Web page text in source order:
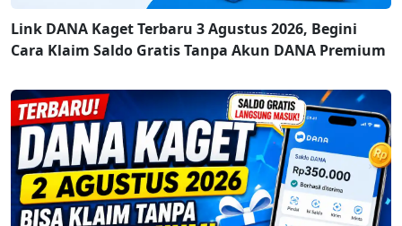
Link DANA Kaget Terbaru 3 Agustus 2026, Begini
Cara Klaim Saldo Gratis Tanpa Akun DANA Premium